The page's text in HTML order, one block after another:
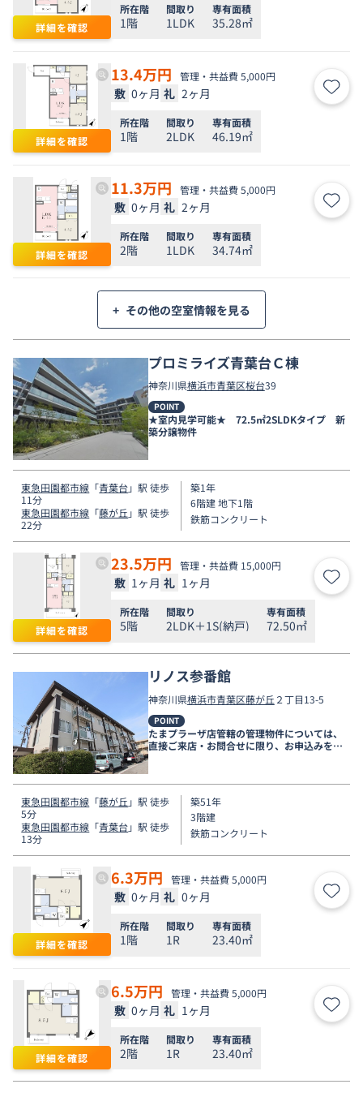
詳細を確認
所在階
1階
間取り
1LDK
専有面積
35.28㎡
詳細を確認
13.4万円 管理・共益費 5,000円
敷 0ヶ月 礼 2ヶ月 お気
所在階
1階
間取り
2LDK
専有面積
46.19㎡
詳細を確認
11.3万円 管理・共益費 5,000円
敷 0ヶ月 礼 2ヶ月 お気
所在階
2階
間取り
1LDK
専有面積
34.74㎡
+ その他の空室情報を見る
プロミライズ青葉台Ｃ棟
神奈川県横浜市青葉区桜台39
POINT
★室内見学可能★ 72.5㎡2SLDKタイプ 新
築分譲物件
東急田園都市線 「青葉台」駅 徒歩
11分
東急田園都市線 「藤が丘 」駅 徒歩
22分
築1年
6階建 地下1階
鉄筋コンクリート
詳細を確認
23.5万円 管理・共益費 15,000円
敷 1ヶ月 礼 1ヶ月 お気
所在階
5階
間取り
2LDK＋1S(納戸)
専有面積
72.50㎡
リノス参番館
神奈川県横浜市青葉区藤が丘２丁目13-5
POINT
たまプラーザ店管轄の管理物件については、
直接ご来店・お問合せに限り、お申込みを受
け付けております！
東急田園都市線 「藤が丘 」駅 徒歩
5分
東急田園都市線 「青葉台」駅 徒歩
13分
築51年
3階建
鉄筋コンクリート
詳細を確認
6.3万円 管理・共益費 5,000円
敷 0ヶ月 礼 0ヶ月 お気
所在階
1階
間取り
1R
専有面積
23.40㎡
詳細を確認
6.5万円 管理・共益費 5,000円
敷 0ヶ月 礼 1ヶ月 お気
所在階
2階
間取り
1R
専有面積
23.40㎡